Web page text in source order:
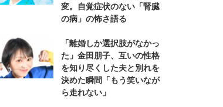
変。自覚症状のない「腎臓
の病」の怖さ語る
「離婚しか選択肢がなかっ
た」金田朋子、互いの性格
を知り尽くした夫と別れを
決めた瞬間「もう笑いなが
ら走れない」